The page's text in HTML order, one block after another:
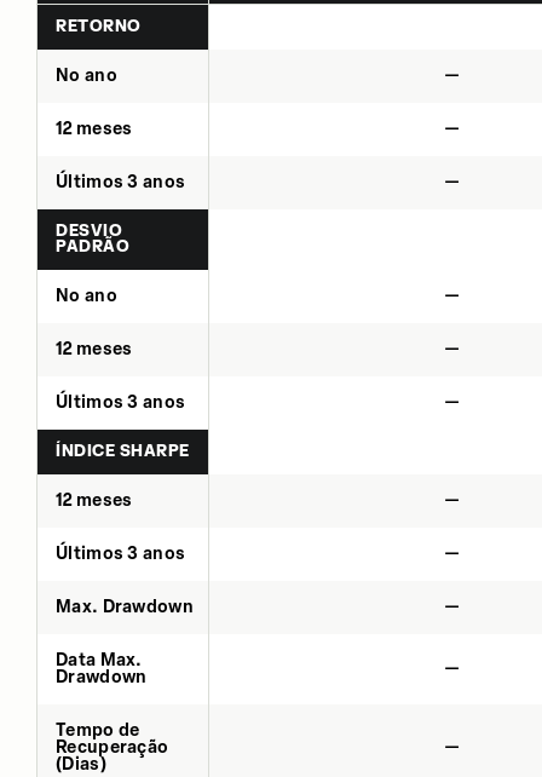
RETORNO
No ano —
12 meses —
Últimos 3 anos —
DESVIO
PADRÃO
No ano —
12 meses —
Últimos 3 anos —
ÍNDICE SHARPE
12 meses —
Últimos 3 anos —
Max. Drawdown —
Data Max.
Drawdown
—
Tempo de
Recuperação
(Dias)
—